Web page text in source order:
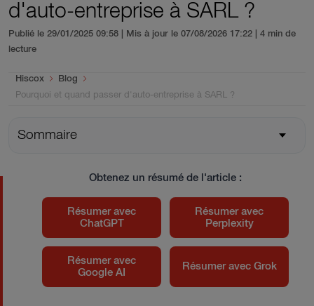
d'auto-entreprise à SARL ?
Publié le 29/01/2025 09:58 | Mis à jour le 07/08/2026 17:22
| 4 min de
lecture
You are here:
Hiscox
Blog
Pourquoi et quand passer d'auto-entreprise à SARL ?
Sommaire
Obtenez un résumé de l'article :
Résumer avec
ChatGPT
Résumer avec
Perplexity
Résumer avec
Google AI
Résumer avec Grok